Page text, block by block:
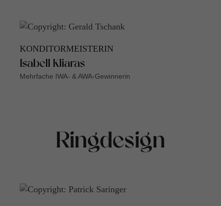
KONDITORMEISTERIN
Isabell Kliaras
Mehrfache IWA- & AWA-Gewinnerin
Ringdesign